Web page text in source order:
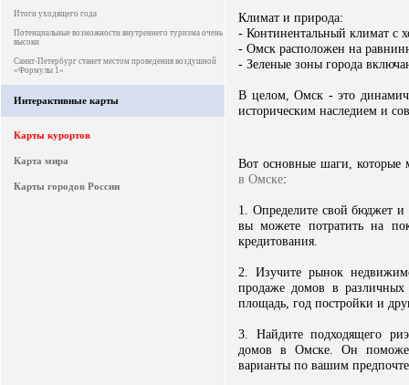
Итоги уходящего года
Потенциальные возможности внутреннего туризма очень
высоки
Санкт-Петербург станет местом проведения воздушной
«Формулы 1»
Интерактивные карты
Карты курортов
Карта мира
Карты городов России
Климат и природа:
- Континентальный климат с
- Омск расположен на
- Зеленые зоны города
В целом, Омск - это
историческим наследием и
Вот основные шаги, которые
в Омске:
1. Определите свой бюджет и
вы можете потратить на
кредитования.
2. Изучите рынок
продаже домов в
площадь, год постройки и
3. Найдите подходящего
домов в Омске. Он поможет
варианты по вашим